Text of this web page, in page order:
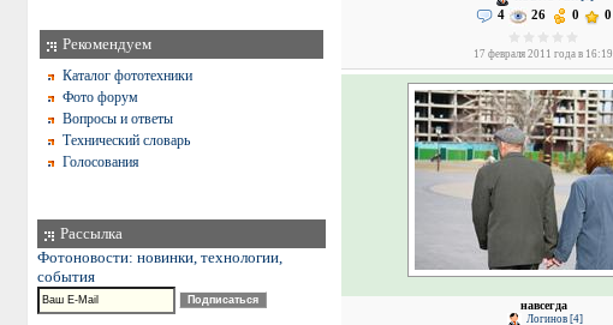
Рекомендуем
Каталог фототехники
Фото форум
Вопросы и ответы
Технический словарь
Голосования
Рассылка
Фотоновости: новинки, технологии,
события
4 26 0 0
17 февраля 2011 года в 16:19
навсегда
Логинов [4]